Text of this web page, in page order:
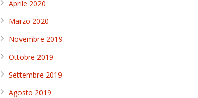
Aprile 2020
Marzo 2020
Novembre 2019
Ottobre 2019
Settembre 2019
Agosto 2019